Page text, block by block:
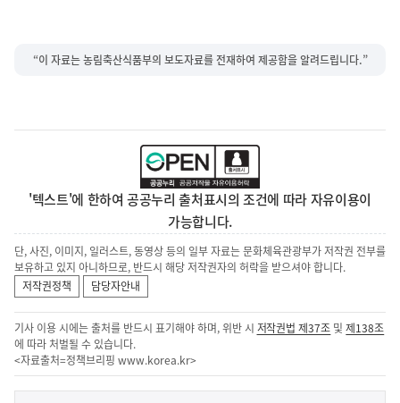
“이 자료는 농림축산식품부의 보도자료를 전재하여 제공함을 알려드립니다.”
'텍스트'에 한하여 공공누리 출처표시의 조건에 따라 자유이용이
가능합니다.
단, 사진, 이미지, 일러스트, 동영상 등의 일부 자료는 문화체육관광부가 저작권 전부를
보유하고 있지 아니하므로, 반드시 해당 저작권자의 허락을 받으셔야 합니다.
저작권정책
담당자안내
기사 이용 시에는 출처를 반드시 표기해야 하며, 위반 시 저작권법 제37조 및제138조
에 따라 처벌될 수 있습니다.
<자료출처=정책브리핑 www.korea.kr>